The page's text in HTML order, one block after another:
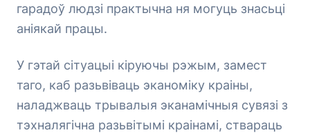
гарадоў людзі практычна ня могуць знасьці
аніякай працы.
У гэтай сітуацыі кіруючы рэжым, замест
таго, каб разьвіваць эканоміку краіны,
наладжваць трывалыя эканамічныя сувязі з
тэхналягічна разьвітымі краінамі, ствараць